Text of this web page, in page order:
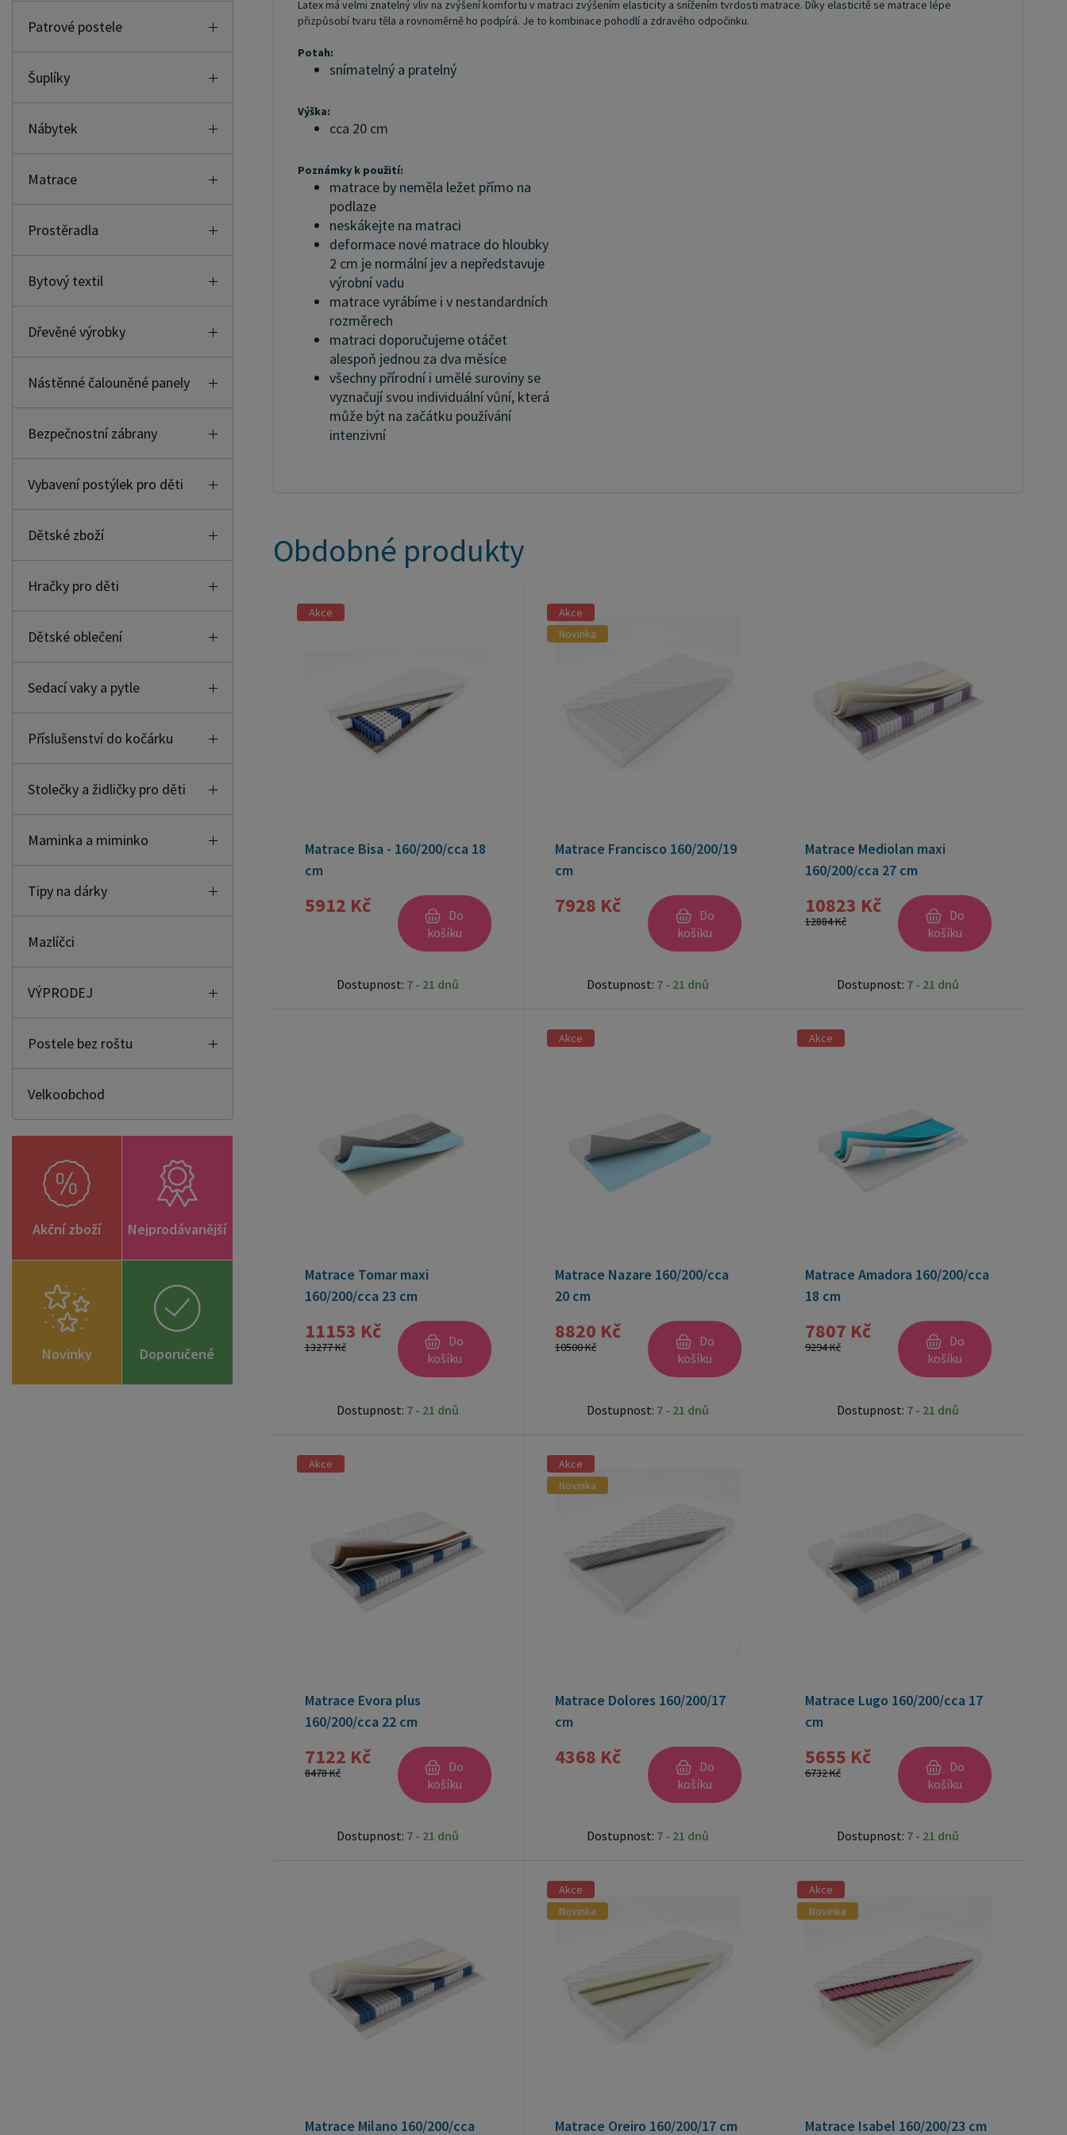
Patrové postele
Šuplíky
Nábytek
Matrace
Prostěradla
Bytový textil
Dřevěné výrobky
Nástěnné čalouněné panely
Bezpečnostní zábrany
Vybavení postýlek pro děti
Dětské zboží
Hračky pro děti
Dětské oblečení
Sedací vaky a pytle
Příslušenství do kočárku
Stolečky a židličky pro děti
Maminka a miminko
Tipy na dárky
Mazlíčci
VÝPRODEJ
Postele bez roštu
Velkoobchod
Akční zboží Nejprodávanější
Novinky
Doporučené
zboží
Latex má velmi znatelný vliv na zvýšení komfortu v matraci zvýšením elasticity a snížením tvrdosti matrace. Díky elasticitě se matrace lépe
přizpůsobí tvaru těla a rovnoměrně ho podpírá. Je to kombinace pohodlí a zdravého odpočinku.
Potah:
snímatelný a pratelný
Výška:
cca 20 cm
Poznámky k použití:
matrace by neměla ležet přímo na
podlaze
neskákejte na matraci
deformace nové matrace do hloubky
2 cm je normální jev a nepředstavuje
výrobní vadu
matrace vyrábíme i v nestandardních
rozměrech
matraci doporučujeme otáčet
alespoň jednou za dva měsíce
všechny přírodní i umělé suroviny se
vyznačují svou individuální vůní, která
může být na začátku používání
intenzivní
Obdobné produkty
Akce
Matrace Bisa - 160/200/cca 18
cm
5912 Kč
Do
košíku
Dostupnost: 7 - 21 dnů
Akce
Novinka
Matrace Francisco 160/200/19
cm
7928 Kč
Do
košíku
Dostupnost: 7 - 21 dnů
Matrace Mediolan maxi
160/200/cca 27 cm
10823 Kč
12884 Kč
Do
košíku
Dostupnost: 7 - 21 dnů
Matrace Tomar maxi
160/200/cca 23 cm
11153 Kč
13277 Kč
Do
košíku
Dostupnost: 7 - 21 dnů
Akce
Matrace Nazare 160/200/cca
20 cm
8820 Kč
10500 Kč
Do
košíku
Dostupnost: 7 - 21 dnů
Akce
Matrace Amadora 160/200/cca
18 cm
7807 Kč
9294 Kč
Do
košíku
Dostupnost: 7 - 21 dnů
Akce
Matrace Evora plus
160/200/cca 22 cm
7122 Kč
8478 Kč
Do
košíku
Dostupnost: 7 - 21 dnů
Akce
Novinka
Matrace Dolores 160/200/17
cm
4368 Kč
Do
košíku
Dostupnost: 7 - 21 dnů
Matrace Lugo 160/200/cca 17
cm
5655 Kč
6732 Kč
Do
košíku
Dostupnost: 7 - 21 dnů
Matrace Milano 160/200/cca
Akce
Novinka
Matrace Oreiro 160/200/17 cm
Akce
Novinka
Matrace Isabel 160/200/23 cm